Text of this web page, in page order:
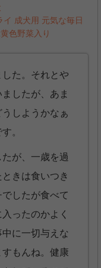
成犬用 元気な毎日
色野菜入り
た。それとや
したが、あま
しようかなぁ
。
が、一歳を過
きは食いつき
したが食べて
ったのかよく
に一切与えな
もんね。健康